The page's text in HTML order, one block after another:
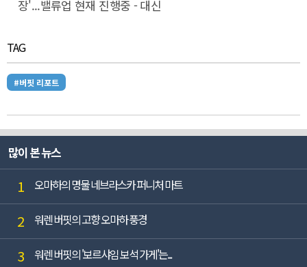
장'...밸류업 현재 진행중 - 대신
TAG
#버핏 리포트
많이 본 뉴스
1 오마하의 명물 네브라스카 퍼니처 마트
2 워렌 버핏의 고향 오마하 풍경
3 워렌 버핏의 '보르샤임 보석 가게'는...